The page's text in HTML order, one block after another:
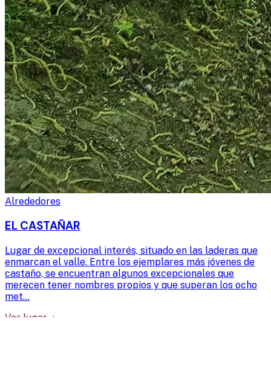
Alrededores
EL CASTAÑAR
Lugar de excepcional interés, situado en las laderas que
enmarcan el valle. Entre los ejemplares más jóvenes de
castaño, se encuentran algunos excepcionales que
merecen tener nombres propios y que superan los ocho
met…
Ver lugar